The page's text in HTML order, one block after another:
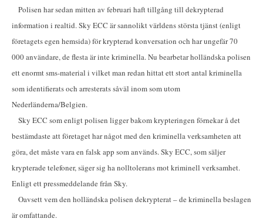
Polisen har sedan mitten av februari haft tillgång till dekrypterad
information i realtid. Sky ECC är sannolikt världens största tjänst (enligt
företagets egen hemsida) för krypterad konversation och har ungefär 70
000 användare, de flesta är inte kriminella. Nu bearbetar holländska polisen
ett enormt sms-material i vilket man redan hittat ett stort antal kriminella
som identifierats och arresterats såväl inom som utom
Nederländerna/Belgien.
Sky ECC som enligt polisen ligger bakom krypteringen förnekar å det
bestämdaste att företaget har något med den kriminella verksamheten att
göra, det måste vara en falsk app som används. Sky ECC, som säljer
krypterade telefoner, säger sig ha nolltolerans mot kriminell verksamhet.
Enligt ett pressmeddelande från Sky.
Oavsett vem den holländska polisen dekrypterat – de kriminella beslagen
är omfattande.